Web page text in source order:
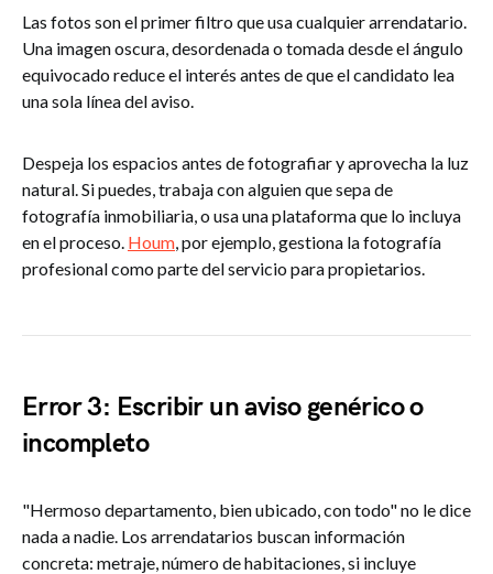
Las fotos son el primer filtro que usa cualquier arrendatario.
Una imagen oscura, desordenada o tomada desde el ángulo
equivocado reduce el interés antes de que el candidato lea
una sola línea del aviso.
Despeja los espacios antes de fotografiar y aprovecha la luz
natural. Si puedes, trabaja con alguien que sepa de
fotografía inmobiliaria, o usa una plataforma que lo incluya
en el proceso. Houm, por ejemplo, gestiona la fotografía
profesional como parte del servicio para propietarios.
Error 3: Escribir un aviso genérico o
incompleto
"Hermoso departamento, bien ubicado, con todo" no le dice
nada a nadie. Los arrendatarios buscan información
concreta: metraje, número de habitaciones, si incluye